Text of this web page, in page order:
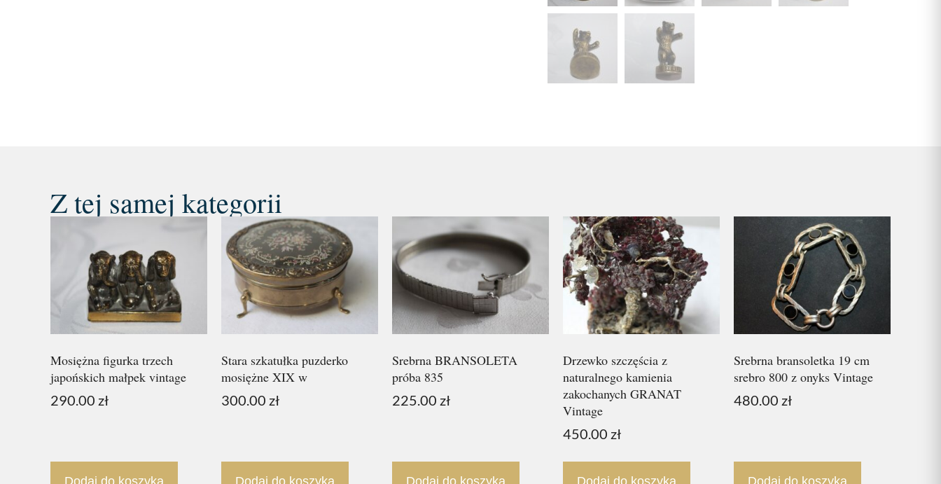
Z tej samej kategorii
Mosiężna figurka trzech
japońskich małpek vintage
290.00 zł
Dodaj do koszyka
Stara szkatułka puzderko
mosiężne XIX w
300.00 zł
Dodaj do koszyka
Srebrna BRANSOLETA
próba 835
225.00 zł
Dodaj do koszyka
Drzewko szczęścia z
naturalnego kamienia
zakochanych GRANAT
Vintage
450.00 zł
Dodaj do koszyka
Srebrna bransoletka 19 cm
srebro 800 z onyks Vintage
480.00 zł
Dodaj do koszyka